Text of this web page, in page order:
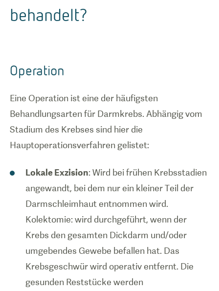
behandelt?
Operation
Eine Operation ist eine der häufigsten
Behandlungsarten für Darmkrebs. Abhängig vom
Stadium des Krebses sind hier die
Hauptoperationsverfahren gelistet:
Lokale Exzision: Wird bei frühen Krebsstadien
angewandt, bei dem nur ein kleiner Teil der
Darmschleimhaut entnommen wird.
Kolektomie: wird durchgeführt, wenn der
Krebs den gesamten Dickdarm und/oder
umgebendes Gewebe befallen hat. Das
Krebsgeschwür wird operativ entfernt. Die
gesunden Reststücke werden